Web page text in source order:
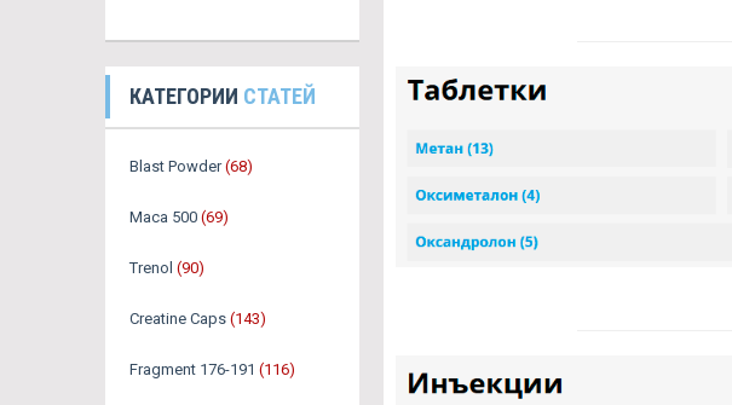
КАТЕГОРИИ СТАТЕЙ
Blast Powder (68)
Maca 500 (69)
Trenol (90)
Creatine Caps (143)
Fragment 176-191 (116)